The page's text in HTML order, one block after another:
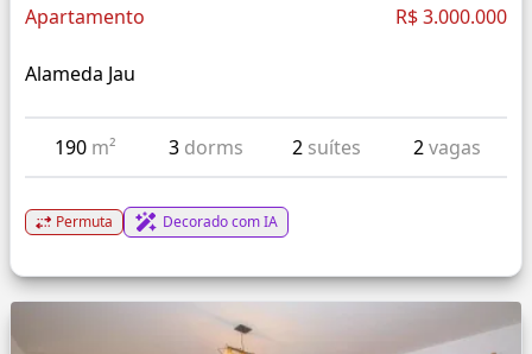
Apartamento R$ 3.000.000
Alameda Jau
190 m² 3 dorms 2 suítes 2vagas
Permuta Decorado com IA